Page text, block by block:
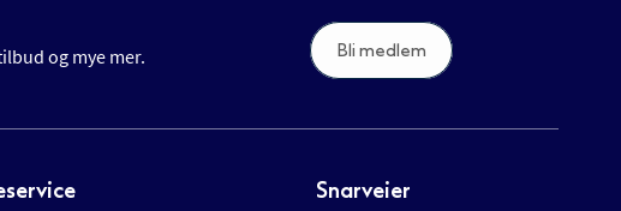
og mye mer. Bli medlem
Snarveier